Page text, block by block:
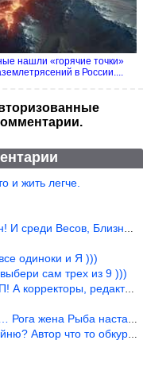
нашли «горячие точки»
в России....
и жить легче.
Весов, Близнецов встреч
одиноки и Я )))
сам трех из 9 )))
редакторы пропус
жена Рыба наставила ))
Автор что то обкурился?